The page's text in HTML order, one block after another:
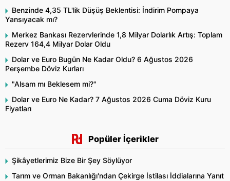
Benzinde 4,35 TL'lik Düşüş Beklentisi: İndirim Pompaya
Yansıyacak mı?
Merkez Bankası Rezervlerinde 1,8 Milyar Dolarlık Artış: Toplam
Rezerv 164,4 Milyar Dolar Oldu
Dolar ve Euro Bugün Ne Kadar Oldu? 6 Ağustos 2026
Perşembe Döviz Kurları
"Alsam mı Beklesem mi?"
Dolar ve Euro Ne Kadar? 7 Ağustos 2026 Cuma Döviz Kuru
Fiyatları
Popüler İçerikler
Şikâyetlerimiz Bize Bir Şey Söylüyor
Tarım ve Orman Bakanlığı'ndan Çekirge İstilası İddialarına Yanıt